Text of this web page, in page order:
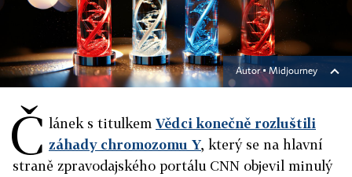
Autor ▪Midjourney
Č lánek s titulkem Vědci konečně rozluštili
záhady chromozomu Y, který se na hlavní
straně zpravodajského portálu CNN objevil minulý